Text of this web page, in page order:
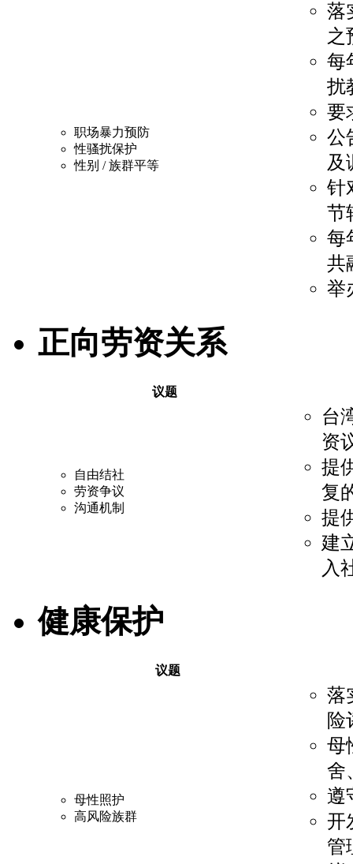
职场暴力预防
性骚扰保护
性别 / 族群平等
落
之
每
扰
要
公
及
针
节
每
共
举
正向劳资关系
议题
自由结社
劳资争议
沟通机制
台
资
提
复
提
建
入
健康保护
议题
母性照护
高风险族群
落
险
母
舍
遵
开
管